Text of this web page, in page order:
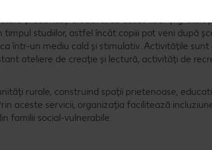
și activități creative, cu acces liber și gratuit
studiilor, astfel încât copiii pot veni după
într-un mediu cald și stimulativ. Activitățile
ateliere de creație și lectură, activități de
rurale, construind spații prietenoase,
aceste servicii, organizația facilitează
familii social-vulnerabile.